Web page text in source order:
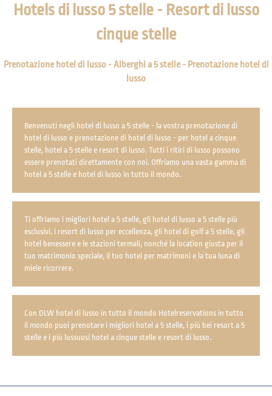
Hotels di lusso 5 stelle - Resort di lusso
cinque stelle
Prenotazione hotel di lusso - Alberghi a 5 stelle - Prenotazione hotel di
lusso
Benvenuti negli hotel di lusso a 5 stelle - la vostra prenotazione di
hotel di lusso e prenotazione di hotel di lusso - per hotel a cinque
stelle, hotel a 5 stelle e resort di lusso. Tutti i ritiri di lusso possono
essere prenotati direttamente con noi. Offriamo una vasta gamma di
hotel a 5 stelle e hotel di lusso in tutto il mondo.
Ti offriamo i migliori hotel a 5 stelle, gli hotel di lusso a 5 stelle più
esclusivi, i resort di lusso per eccellenza, gli hotel di golf a 5 stelle, gli
hotel benessere e le stazioni termali, nonché la location giusta per il
tuo matrimonio speciale, il tuo hotel per matrimoni e la tua luna di
miele ricorrere.
Con DLW hotel di lusso in tutto il mondo Hotelreservations in tutto
il mondo puoi prenotare i migliori hotel a 5 stelle, i più bei resort a 5
stelle e i più lussuosi hotel a cinque stelle e resort di lusso.